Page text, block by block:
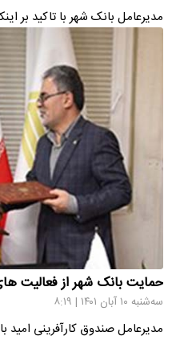
مدیرعامل بانک شهر با تاکید بر
حمایت بانک شهر از فعالیت
سه‌شنبه ۱۰ آبان ۱۴۰۱ | ۸:۱۹
مدیرعامل صندوق کارآفرینی